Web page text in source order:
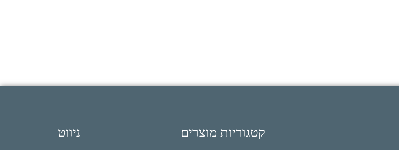
קטגוריות מוצרים ניווט